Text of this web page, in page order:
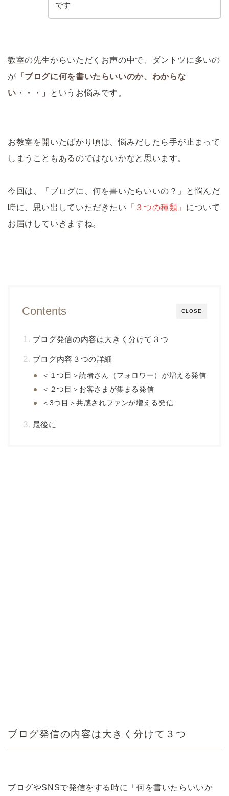
です
教室の先生からいただくお声の中で、ダントツに多いの
が 「ブログに何を書いたらいいのか、わからな
い・・・」
というお悩みです。
お教室を開いたばかり頃は、悩みだしたら手が止まって
しまうこともあるのではないかなと思います。
今回は、「ブログに、何を書いたらいいの？」と悩んだ
時に、思い出していただきたい 「３つの種類」 について
お届けしていきますね。
CLOSE
Contents
ブログ発信の内容は大きく分けて３つ
ブログ内容３つの詳細
＜１つ目＞読者さん（フォロワー）が増える発信
＜２つ目＞お客さまが集まる発信
＜3つ目＞共感されファンが増える発信
最後に
ブログ発信の内容は大きく分けて３つ
ブログやSNSで発信をする時に「何を書いたらいいか